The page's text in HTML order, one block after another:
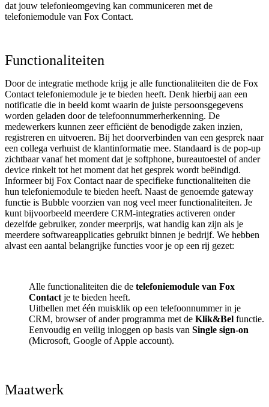
dat jouw telefonieomgeving kan communiceren met de
telefoniemodule van Fox Contact.
Functionaliteiten
Door de integratie methode krijg je alle functionaliteiten die de Fox
Contact telefoniemodule je te bieden heeft. Denk hierbij aan een
notificatie die in beeld komt waarin de juiste persoonsgegevens
worden geladen door de telefoonnummerherkenning. De
medewerkers kunnen zeer efficiënt de benodigde zaken inzien,
registreren en uitvoeren. Bij het doorverbinden van een gesprek naar
een collega verhuist de klantinformatie mee. Standaard is de pop-up
zichtbaar vanaf het moment dat je softphone, bureautoestel of ander
device rinkelt tot het moment dat het gesprek wordt beëindigd.
Informeer bij Fox Contact naar de specifieke functionaliteiten die
hun telefoniemodule te bieden heeft. Naast de genoemde gateway
functie is Bubble voorzien van nog veel meer functionaliteiten. Je
kunt bijvoorbeeld meerdere CRM-integraties activeren onder
dezelfde gebruiker, zonder meerprijs, wat handig kan zijn als je
meerdere softwareapplicaties gebruikt binnen je bedrijf. We hebben
alvast een aantal belangrijke functies voor je op een rij gezet:
Alle functionaliteiten die de telefoniemodule van Fox
Contact je te bieden heeft.
Uitbellen met één muisklik op een telefoonnummer in je
CRM, browser of ander programma met de Klik&Bel functie.
Eenvoudig en veilig inloggen op basis van Single sign-on
(Microsoft, Google of Apple account).
Maatwerk